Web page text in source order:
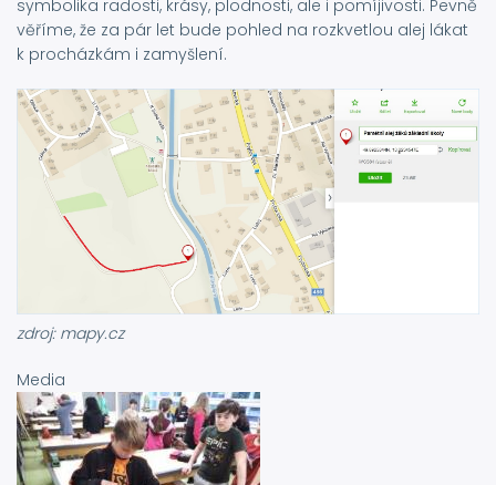
symbolika radosti, krásy, plodnosti, ale i pomíjivosti. Pevně
věříme, že za pár let bude pohled na rozkvetlou alej lákat
k procházkám i zamyšlení.
zdroj: mapy.cz
Media
Image